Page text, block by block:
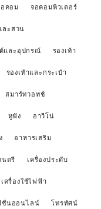
คอม จอคอมพิวเตอร์
ละสวน
และอุปกรณ์ รองเท้า
รองเท้าและกระเป๋า
สมาร์ทวอทช์
หูฟัง อาวีโน่
อาหารเสริม
นตรี เครื่องประดับ
เครื่องใช้ไฟฟ้า
ชั่นออนไลน์ โทรทัศน์